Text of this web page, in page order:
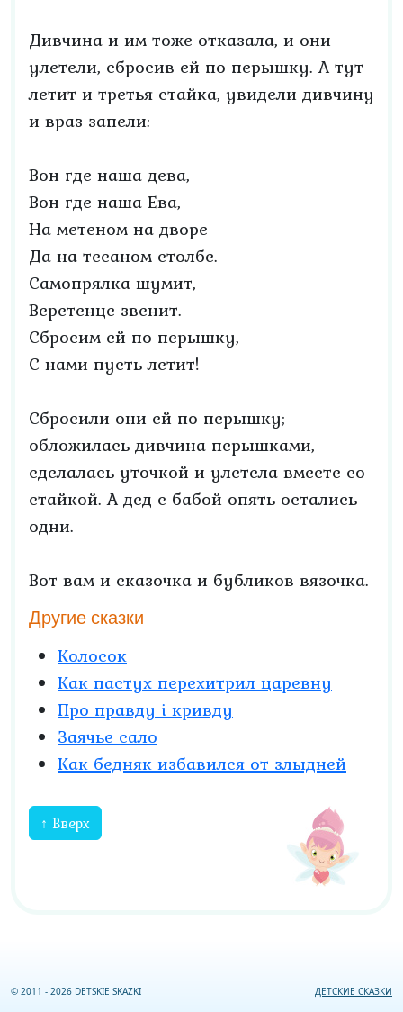
Дивчина и им тоже отказала, и они
улетели, сбросив ей по перышку. А тут
летит и третья стайка, увидели дивчину
и враз запели:
Вон где наша дева,
Вон где наша Ева,
На метеном на дворе
Да на тесаном столбе.
Самопрялка шумит,
Веретенце звенит.
Сбросим ей по перышку,
С нами пусть летит!
Сбросили они ей по перышку;
обложилась дивчина перышками,
сделалась уточкой и улетела вместе со
стайкой. А дед с бабой опять остались
одни.
Вот вам и сказочка и бубликов вязочка.
Другие сказки
Колосок
Как пастух перехитрил царевну
Про правду і кривду
Заячье сало
Как бедняк избавился от злыдней
↑ Вверх
© 2011 - 2026 DETSKIE SKAZKI ДЕТСКИЕ СКАЗКИ